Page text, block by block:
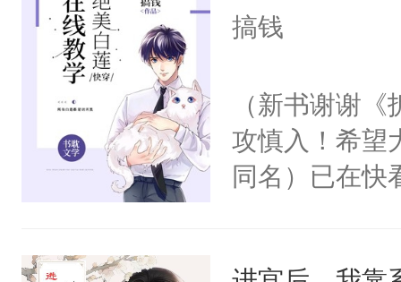
用力——为你
搞钱
（新书谢谢
攻慎入！希望
同名）已在快